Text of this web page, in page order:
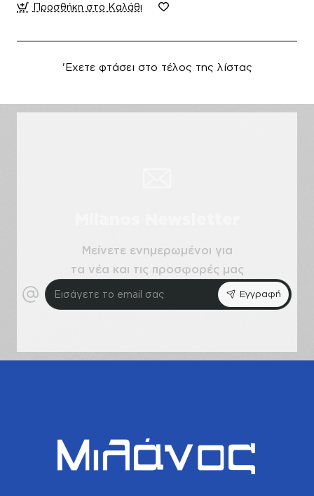
Προσθήκη στο Καλάθι
'Εχετε φτάσει στο τέλος της λίστας
Μείνετε ενημερωμένοι για
τα νέα και τις προσφορές μας
Εισάγετε
το
email
Εγγραφή